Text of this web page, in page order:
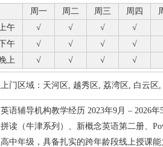
周一 周二 周三 周四
午
√ √ √ √
午
√ √ √ √
上
√ √ √ √
门区域：天河区, 越秀区, 荔湾区, 白云区,
语辅导机构教学经历 2023年9月 – 2026
读（牛津系列）、新概念英语第二册、
中年级，具备扎实的跨年龄段线上授课